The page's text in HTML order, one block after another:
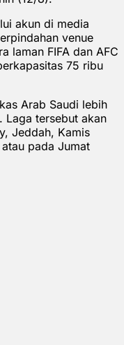
akun di media
venue
laman FIFA dan AFC
75 ribu
Arab Saudi lebih
Laga tersebut akan
Jeddah, Kamis
pada Jumat